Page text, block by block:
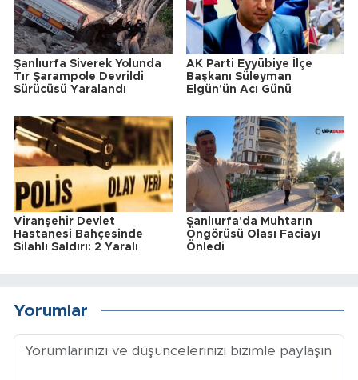
Şanlıurfa Siverek Yolunda
Tır Şarampole Devrildi
Sürücüsü Yaralandı
AK Parti Eyyübiye İlçe
Başkanı Süleyman
Elgün'ün Acı Günü
Viranşehir Devlet
Hastanesi Bahçesinde
Silahlı Saldırı: 2 Yaralı
Şanlıurfa'da Muhtarın
Öngörüsü Olası Faciayı
Önledi
Yorumlar